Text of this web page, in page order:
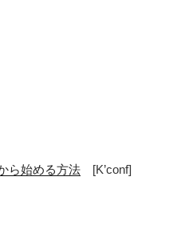
ら始める方法 [K’conf]